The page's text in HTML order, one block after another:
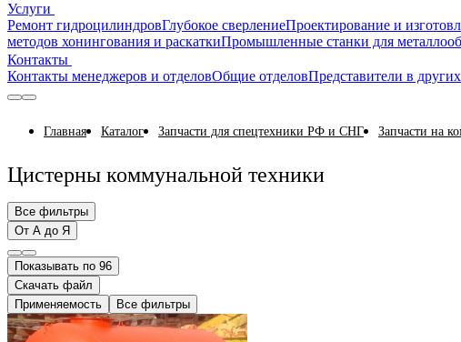
Услуги
Ремонт гидроцилиндровГлубокое сверлениеПроектирование и
методов хонингования и раскаткиПромышленные станки для
Контакты
Контакты менеджеров и отделовОбщие отделовПредставители в
Главная Каталог Запчасти для спецтехники РФ и СНГ Запчасти на
Цистерны коммунальной техники
Все фильтры
От А до Я
Показывать по 96
Скачать файл
Применяемость
Все фильтры